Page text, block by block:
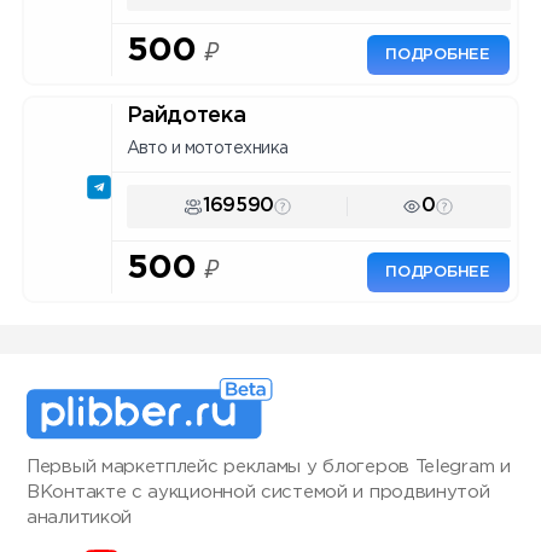
500 ₽ ПОДРОБНЕЕ
Райдотека
Авто и мототехника
169590 0
500 ₽ ПОДРОБНЕЕ
Первый маркетплейс рекламы у блогеров Telegram и
ВКонтакте с аукционной системой и продвинутой
аналитикой